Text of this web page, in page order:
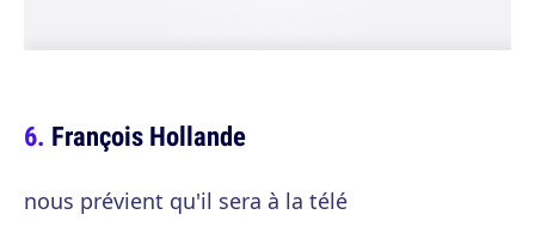
François Hollande
nous prévient qu'il sera à la télé